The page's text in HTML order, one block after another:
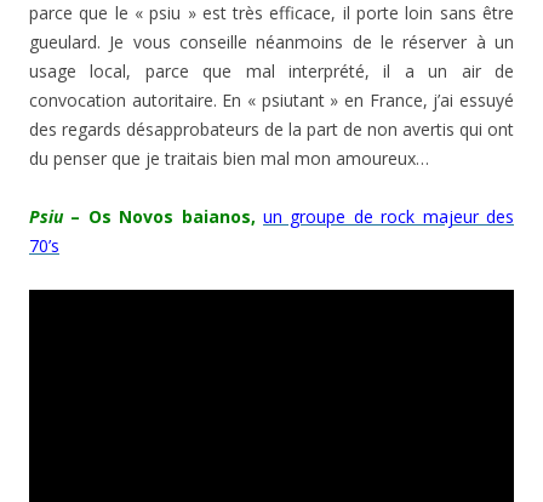
parce que le « psiu » est très efficace, il porte loin sans être
gueulard. Je vous conseille néanmoins de le réserver à un
usage local, parce que mal interprété, il a un air de
convocation autoritaire. En « psiutant » en France, j’ai essuyé
des regards désapprobateurs de la part de non avertis qui ont
du penser que je traitais bien mal mon amoureux…
Psiu– Os Novos baianos, un groupe de rock majeur des
70’s